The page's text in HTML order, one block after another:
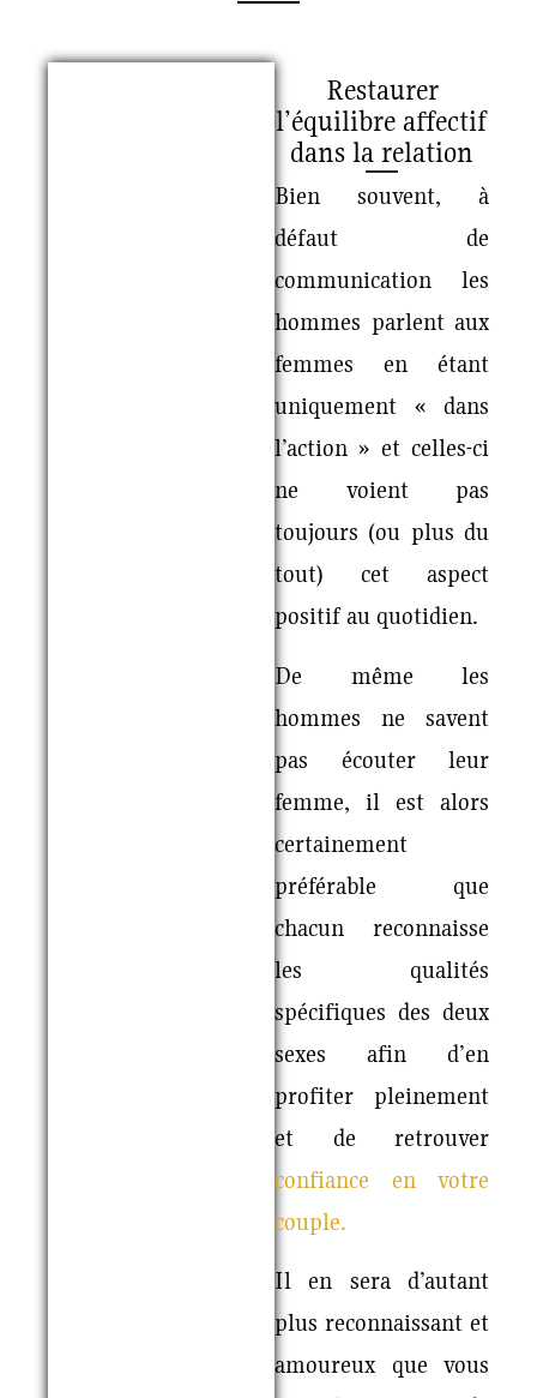
Restaurer
l’équilibre affectif
dans la relation
Bien souvent, à
défaut de
communication les
hommes parlent aux
femmes en étant
uniquement « dans
l’action » et celles-ci
ne voient pas
toujours (ou plus du
tout) cet aspect
positif au quotidien.
De même les
hommes ne savent
pas écouter leur
femme, il est alors
certainement
préférable que
chacun reconnaisse
les qualités
spécifiques des deux
sexes afin d’en
profiter pleinement
et de retrouver
confiance en votre
couple.
Il en sera d’autant
plus reconnaissant et
amoureux que vous